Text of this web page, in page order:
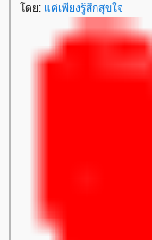
ดย: ค่เพียงรู้สึกสุขใจ